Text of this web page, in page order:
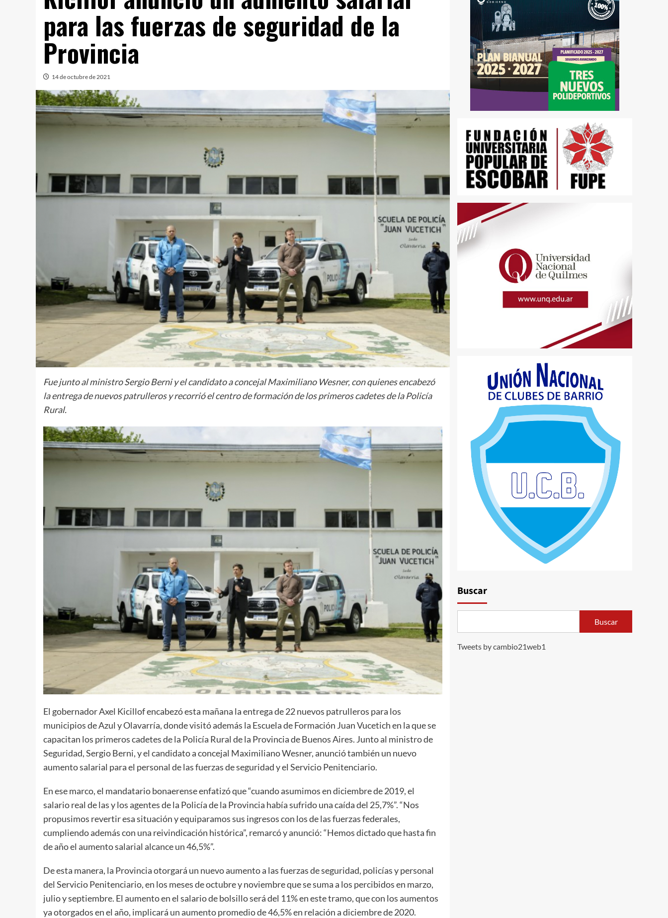
para las fuerzas de seguridad de la
Provincia
14 de octubre de 2021
Fue junto al ministro Sergio Berni y el candidato a concejal Maximiliano Wesner, con quienes encabezó
la entrega de nuevos patrulleros y recorrió el centro de formación de los primeros cadetes de la Policía
Rural.
El gobernador Axel Kicillof encabezó esta mañana la entrega de 22 nuevos patrulleros para los
municipios de Azul y Olavarría, donde visitó además la Escuela de Formación Juan Vucetich en la que se
capacitan los primeros cadetes de la Policía Rural de la Provincia de Buenos Aires. Junto al ministro de
Seguridad, Sergio Berni, y el candidato a concejal Maximiliano Wesner, anunció también un nuevo
aumento salarial para el personal de las fuerzas de seguridad y el Servicio Penitenciario.
En ese marco, el mandatario bonaerense enfatizó que “cuando asumimos en diciembre de 2019, el
salario real de las y los agentes de la Policía de la Provincia había sufrido una caída del 25,7%”. “Nos
propusimos revertir esa situación y equiparamos sus ingresos con los de las fuerzas federales,
cumpliendo además con una reivindicación histórica”, remarcó y anunció: “Hemos dictado que hasta fin
de año el aumento salarial alcance un 46,5%”.
De esta manera, la Provincia otorgará un nuevo aumento a las fuerzas de seguridad, policías y personal
del Servicio Penitenciario, en los meses de octubre y noviembre que se suma a los percibidos en marzo,
julio y septiembre. El aumento en el salario de bolsillo será del 11% en este tramo, que con los aumentos
ya otorgados en el año, implicará un aumento promedio de 46,5% en relación a diciembre de 2020.
Buscar
Buscar
Tweets by cambio21web1